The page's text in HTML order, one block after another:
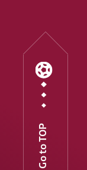
Go to TOP